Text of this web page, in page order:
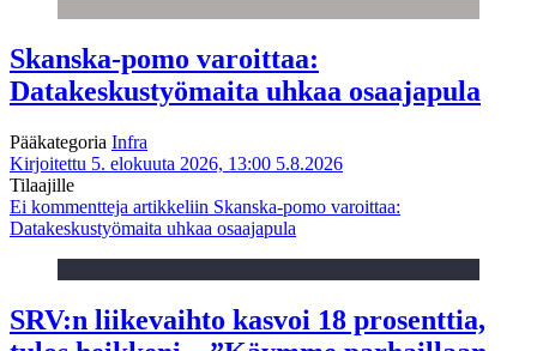
Skanska-pomo varoittaa:
Datakeskustyömaita uhkaa osaajapula
Pääkategoria Infra
Kirjoitettu 5. elokuuta 2026, 13:00 5.8.2026
Tilaajille
Ei kommentteja artikkeliin Skanska-pomo varoittaa:
Datakeskustyömaita uhkaa osaajapula
SRV:n liikevaihto kasvoi 18 prosenttia,